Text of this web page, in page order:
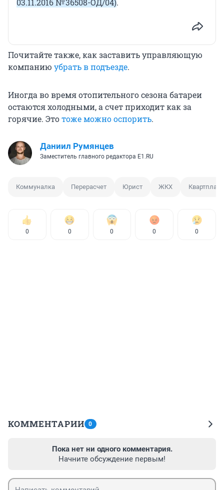
03.11.2016 № 36508-ОД/04).
Почитайте также, как заставить управляющую
компанию убрать в подъезде.
Иногда во время отопительного сезона батареи
остаются холодными, а счет приходит как за
горячие. Этотоже можно оспорить.
Даниил Румянцев
Заместитель главного редактора E1.RU
Коммуналка Перерасчет Юрист ЖКХ Квартплата
0 0 0 0 0
КОММЕНТАРИИ 0
Пока нет ни одного комментария.
Начните обсуждение первым!